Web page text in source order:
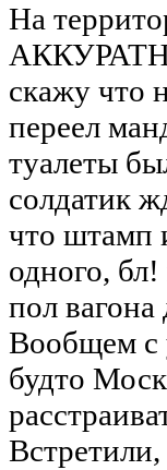
На
скажу что
переел
туалеты
солдатик
что штамп
одного,
пол вагона
Вообщем с
будто